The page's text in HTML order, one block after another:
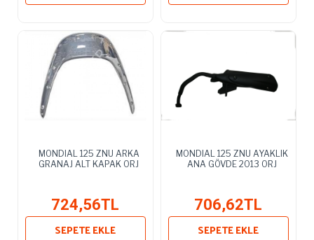
MONDIAL 125 ZNU ARKA
GRANAJ ALT KAPAK ORJ
724,56TL
SEPETE EKLE
MONDIAL 125 ZNU AYAKLIK
ANA GÖVDE 2013 ORJ
706,62TL
SEPETE EKLE